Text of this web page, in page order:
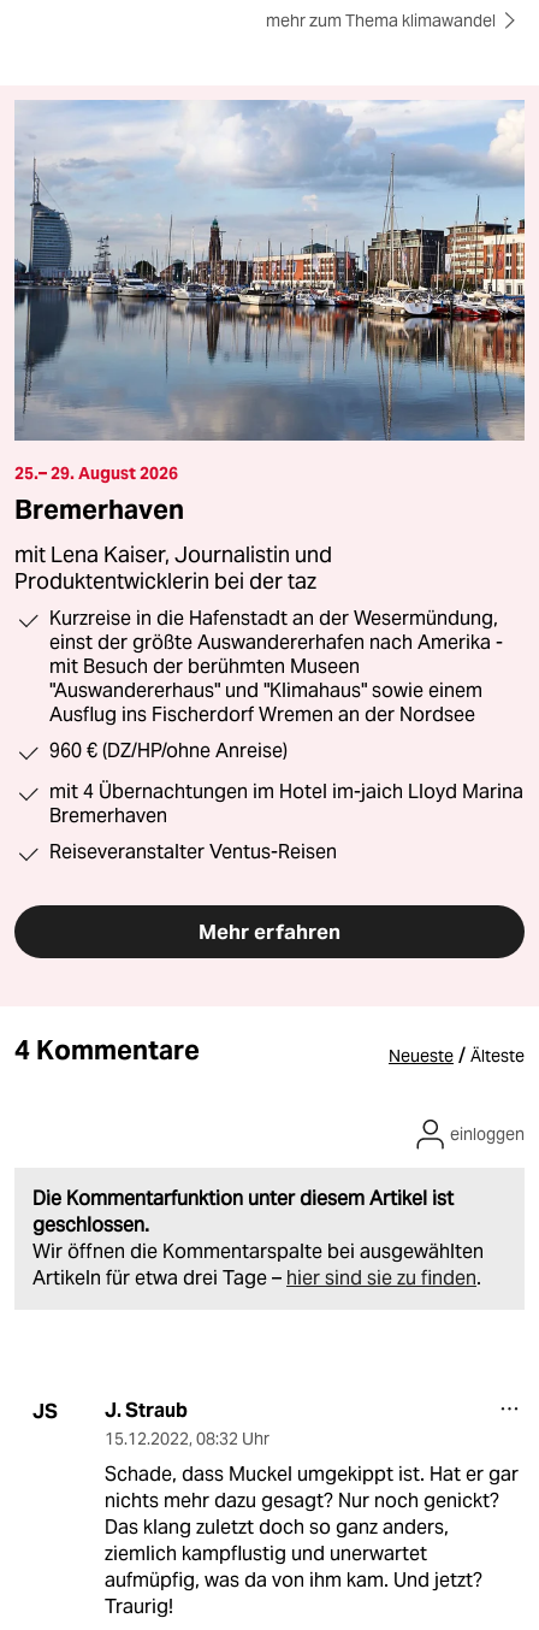
mehr zum Thema klimawandel
25.– 29. August 2026
Bremerhaven
mit Lena Kaiser, Journalistin und
Produktentwicklerin bei der taz
Kurzreise in die Hafenstadt an der Wesermündung,
einst der größte Auswandererhafen nach Amerika -
mit Besuch der berühmten Museen
"Auswandererhaus" und "Klimahaus" sowie einem
Ausflug ins Fischerdorf Wremen an der Nordsee
960 € (DZ/HP/ohne Anreise)
mit 4 Übernachtungen im Hotel im-jaich Lloyd Marina
Bremerhaven
Reiseveranstalter Ventus-Reisen
Mehr erfahren
4 Kommentare Neueste / Älteste
Die Kommentarfunktion unter diesem Artikel ist
geschlossen.
Wir öffnen die Kommentarspalte bei ausgewählten
Artikeln für etwa drei Tage – hier sind sie zu finden.
einloggen
JS J. Straub
15.12.2022, 08:32 Uhr
Schade, dass Muckel umgekippt ist. Hat er gar
nichts mehr dazu gesagt? Nur noch genickt?
Das klang zuletzt doch so ganz anders,
ziemlich kampflustig und unerwartet
aufmüpfig, was da von ihm kam. Und jetzt?
Traurig!